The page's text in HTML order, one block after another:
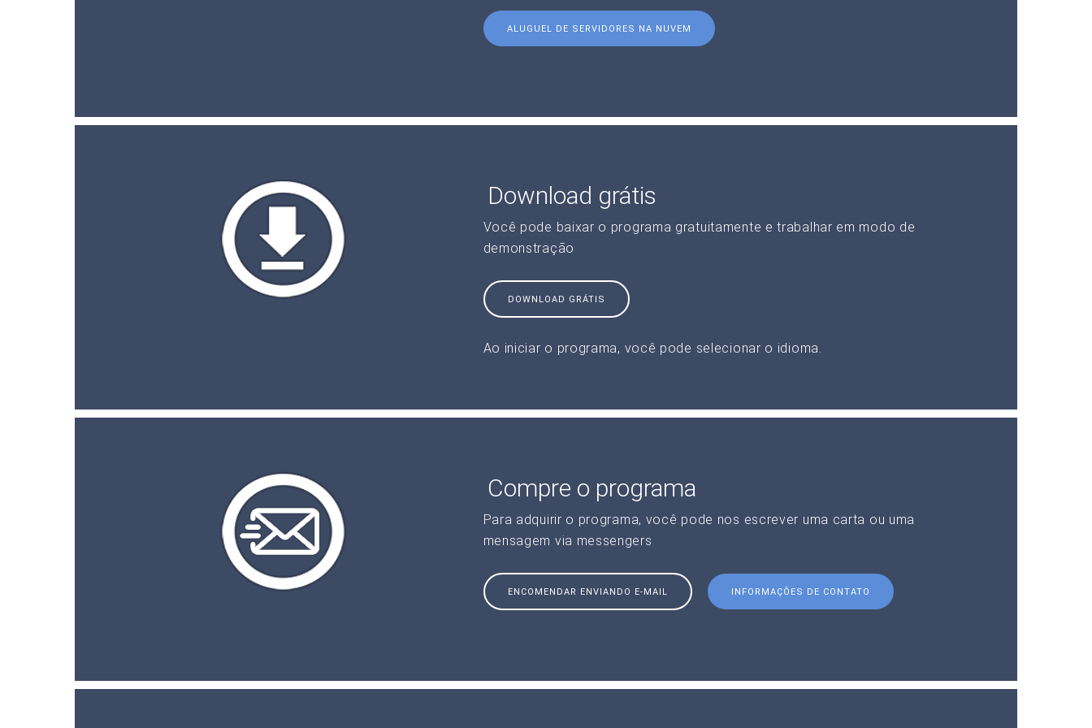
ALUGUEL DE SERVIDORES NA NUVEM
Download grátis
Você pode baixar o programa gratuitamente e trabalhar em modo de
demonstração
DOWNLOAD GRÁTIS
Ao iniciar o programa, você pode selecionar o idioma.
Compre o programa
Para adquirir o programa, você pode nos escrever uma carta ou uma
mensagem via messengers
ENCOMENDAR ENVIANDO E-MAIL INFORMAÇÕES DE CONTATO